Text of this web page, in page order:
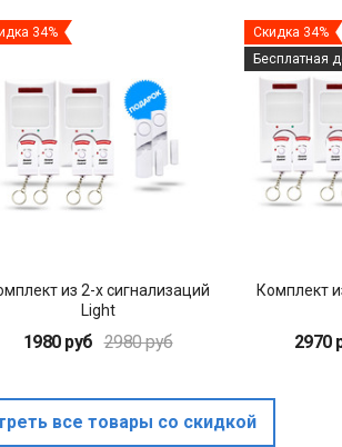
34%
из 2-х сигнализаций
Light
1980 руб 2980 руб
Скидка 34%
Бесплатная
Комплект
2970
все товары со скидкой